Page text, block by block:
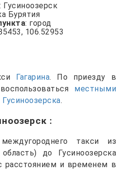
: Гусиноозерск
Бурятия
: город
106.52953
Гагарина. По приезду в
местными
.
:
такси из
до Гусиноозерска
расстоянием и временем в